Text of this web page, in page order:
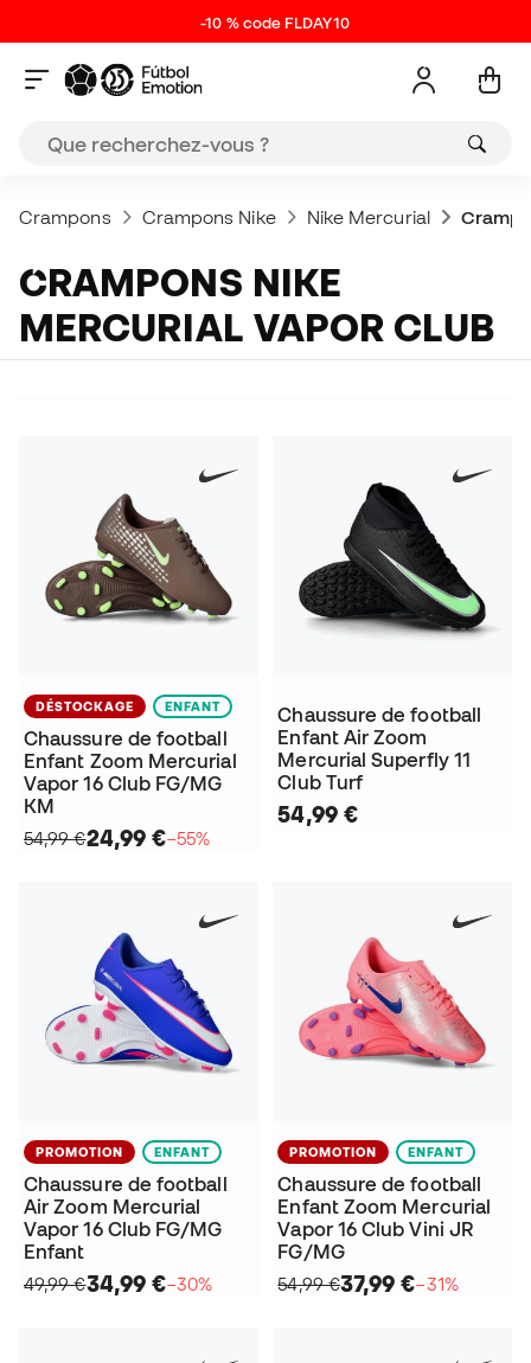
-10 % code FLDAY10
Crampons Crampons Nike Nike Mercurial
CRAMPONS NIKE
MERCURIAL VAPOR CLUB
DÉSTOCKAGE ENFANT
Chaussure de football
Enfant Zoom Mercurial
Vapor 16 Club FG/MG
KM
54,99 €24,99 €−55%
Chaussure de football
Enfant Air Zoom
Mercurial Superfly 11
Club Turf
54,99 €
PROMOTION ENFANT
Chaussure de football
Air Zoom Mercurial
Vapor 16 Club FG/MG
Enfant
49,99 €34,99 €−30%
PROMOTION ENFANT
Chaussure de football
Enfant Zoom Mercurial
Vapor 16 Club Vini JR
FG/MG
54,99 €37,99 €−31%